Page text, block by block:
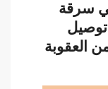
سرقة
العقوبة